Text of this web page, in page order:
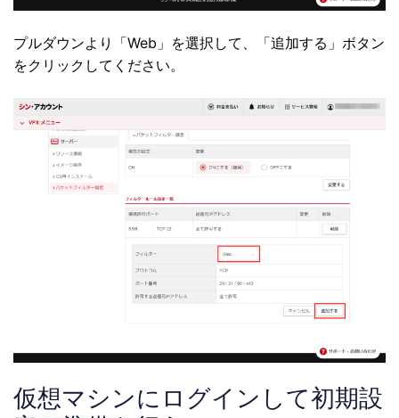
プルダウンより「Web」を選択して、「追加する」ボタン
をクリックしてください。
仮想マシンにログインして初期設